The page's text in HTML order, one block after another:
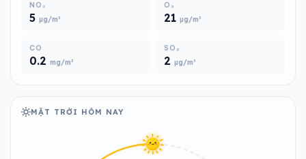
NO₂
5 µg/m³
O₃
21 µg/m³
CO
0.2 mg/m³
SO₂
2 µg/m³
MẶT TRỜI HÔM NAY